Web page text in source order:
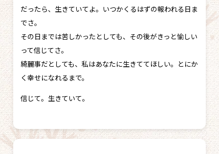
だったら、生きていてよ。いつかくるはずの報われる日ま
でさ。
その日までは苦しかったとしても、その後がきっと愉しい
って信じてさ。
綺麗事だとしても、私はあなたに生きててほしい。とにか
く幸せになれるまで。
信じて。生きていて。